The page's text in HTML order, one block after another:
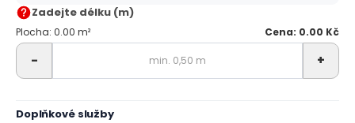
Zadejte délku (m)
Plocha: 0.00 m² Cena: 0.00 Kč
- +
Doplňkové služby